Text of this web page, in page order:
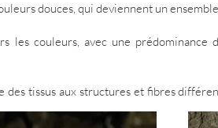
douces, qui deviennent un
les couleurs, avec une
tissus aux structures et fibres